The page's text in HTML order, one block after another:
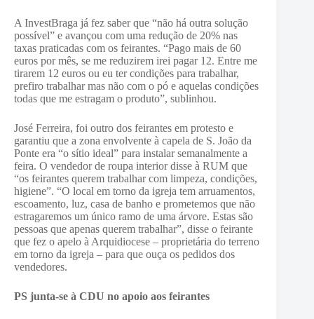
A InvestBraga já fez saber que “não há outra solução
possível” e avançou com uma redução de 20% nas
taxas praticadas com os feirantes. “Pago mais de 60
euros por mês, se me reduzirem irei pagar 12. Entre me
tirarem 12 euros ou eu ter condições para trabalhar,
prefiro trabalhar mas não com o pó e aquelas condições
todas que me estragam o produto”, sublinhou.
José Ferreira, foi outro dos feirantes em protesto e
garantiu que a zona envolvente à capela de S. João da
Ponte era “o sítio ideal” para instalar semanalmente a
feira. O vendedor de roupa interior disse à RUM que
“os feirantes querem trabalhar com limpeza, condições,
higiene”. “O local em torno da igreja tem arruamentos,
escoamento, luz, casa de banho e prometemos que não
estragaremos um único ramo de uma árvore. Estas são
pessoas que apenas querem trabalhar”, disse o feirante
que fez o apelo à Arquidiocese – proprietária do terreno
em torno da igreja – para que ouça os pedidos dos
vendedores.
PS junta-se à CDU no apoio aos feirantes